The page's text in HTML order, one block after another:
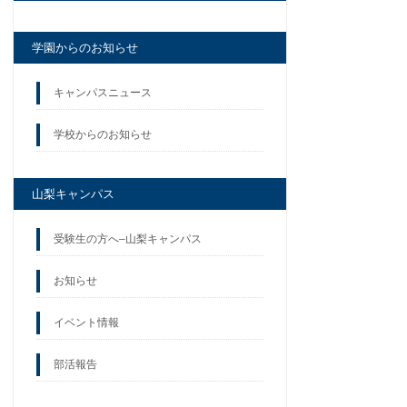
学園からのお知らせ
キャンパスニュース
学校からのお知らせ
山梨キャンパス
受験生の方へ–山梨キャンパス
お知らせ
イベント情報
部活報告